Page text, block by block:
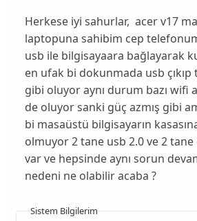
Herkese iyi sahurlar, acer v17
laptopuna sahibim cep
usb ile bilgisayaara bağlayarak
en ufak bi dokunmada usb çıkıp
gibi oluyor aynı durum bazı wifi
de oluyor sanki güç azmış gibi
bi masaüstü bilgisayarın kasasına
olmuyor 2 tane usb 2.0 ve 2 tane
var ve hepsinde aynı sorun
nedeni ne olabilir acaba ?
Sistem Bilgilerim